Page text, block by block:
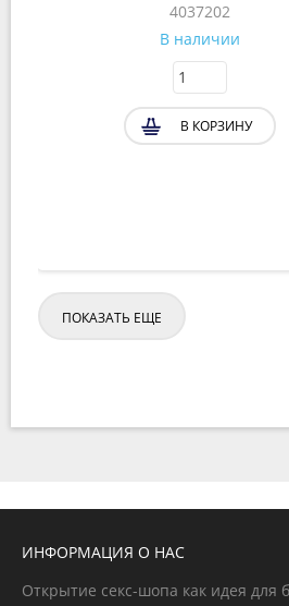
4037202
В наличии
В КОРЗИНУ
ПОКАЗАТЬ ЕЩЕ
ИНФОРМАЦИЯ О НАС
Открытие секс-шопа как идея для